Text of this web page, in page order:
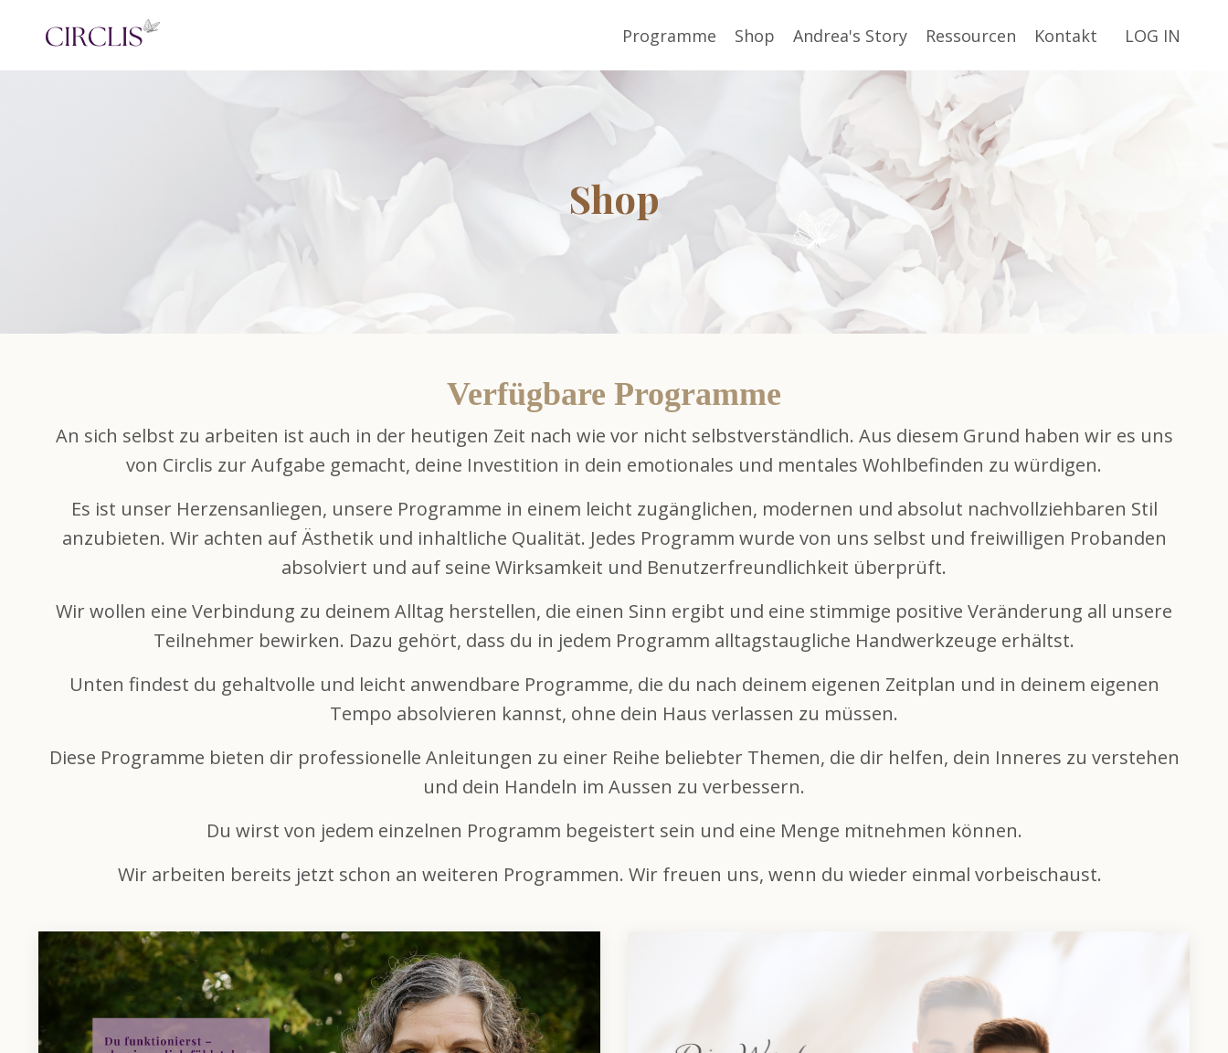
Programme Shop Andrea's Story Ressourcen Kontakt LOG IN
Shop
Verfügbare Programme
An sich selbst zu arbeiten ist auch in der heutigen Zeit nach wie vor nicht selbstverständlich. Aus diesem Grund haben wir es uns
von Circlis zur Aufgabe gemacht, deine Investition in dein emotionales und mentales Wohlbefinden zu würdigen.
Es ist unser Herzensanliegen, unsere Programme in einem leicht zugänglichen, modernen und absolut nachvollziehbaren Stil
anzubieten. Wir achten auf Ästhetik und inhaltliche Qualität. Jedes Programm wurde von uns selbst und freiwilligen Probanden
absolviert und auf seine Wirksamkeit und Benutzerfreundlichkeit überprüft.
Wir wollen eine Verbindung zu deinem Alltag herstellen, die einen Sinn ergibt und eine stimmige positive Veränderung all unsere
Teilnehmer bewirken. Dazu gehört, dass du in jedem Programm alltagstaugliche Handwerkzeuge erhältst.
Unten findest du gehaltvolle und leicht anwendbare Programme, die du nach deinem eigenen Zeitplan und in deinem eigenen
Tempo absolvieren kannst, ohne dein Haus verlassen zu müssen.
Diese Programme bieten dir professionelle Anleitungen zu einer Reihe beliebter Themen, die dir helfen, dein Inneres zu verstehen
und dein Handeln im Aussen zu verbessern.
Du wirst von jedem einzelnen Programm begeistert sein und eine Menge mitnehmen können.
Wir arbeiten bereits jetzt schon an weiteren Programmen. Wir freuen uns, wenn du wieder einmal vorbeischaust.